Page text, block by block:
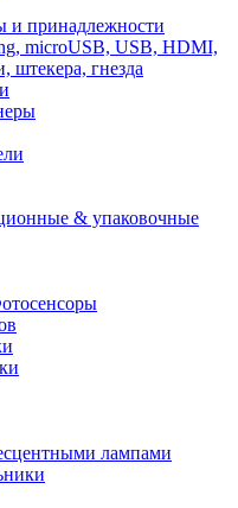
и принадлежности
microUSB, USB, HDMI,
штекера, гнезда
& упаковочные
лампами